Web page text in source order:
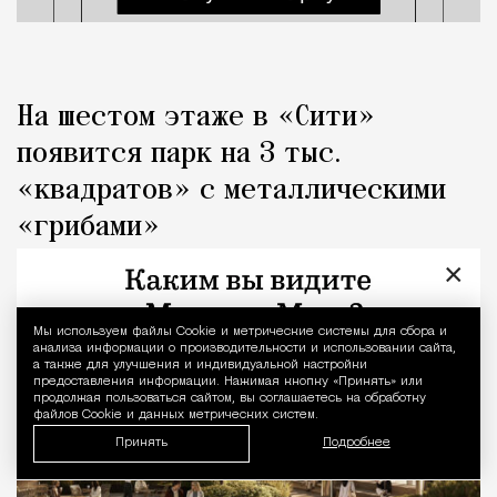
Уведомление
Мы используем файлы Сookie и метрические системы для сбора и
анализа информации о производительности и использовании сайта,
а также для улучшения и индивидуальной настройки
предоставления информации. Нажимая кнопку «Принять» или
продолжая пользоваться сайтом, вы соглашаетесь на обработку
файлов Cookie и данных метрических систем.
Принять Подробнее
На шестом этаже в «Сити»
появится парк на 3 тыс.
«квадратов» с металлическими
«грибами»
Николай Спиридонов ×